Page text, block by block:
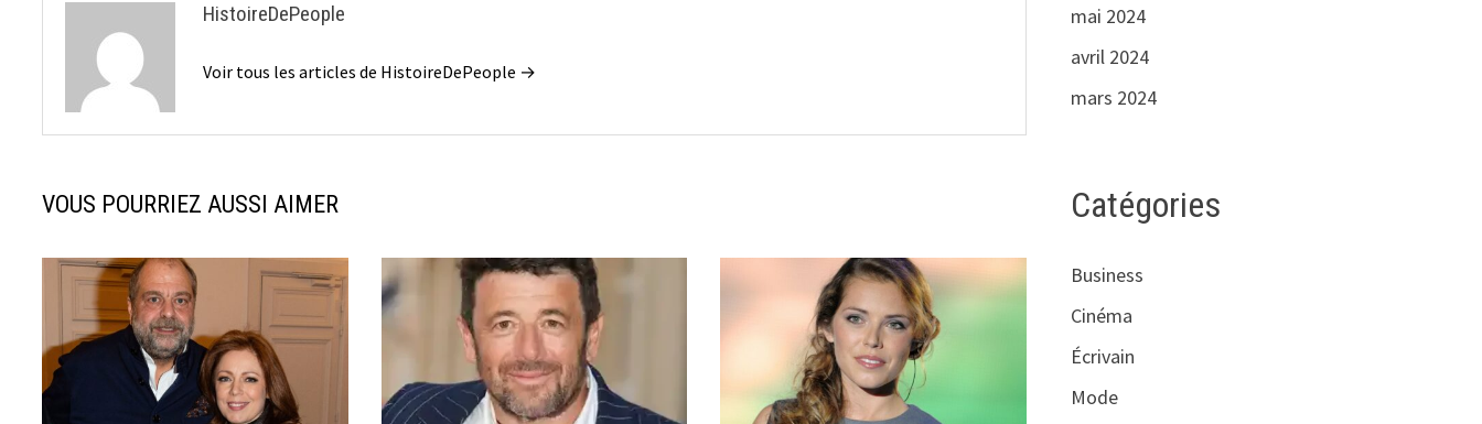
HistoireDePeople
Voir tous les articles de HistoireDePeople →
VOUS POURRIEZ AUSSI AIMER
mai 2024
avril 2024
mars 2024
Catégories
Business
Cinéma
Écrivain
Mode